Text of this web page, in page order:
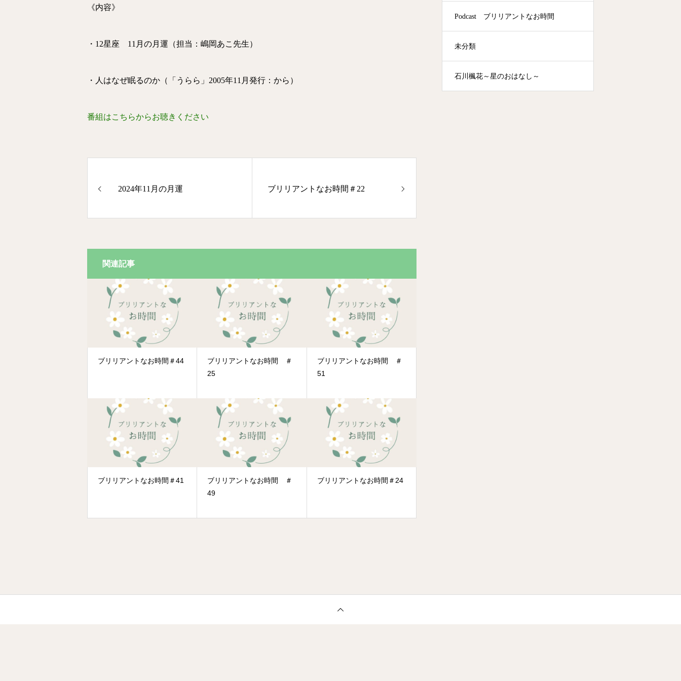
《内容》
・12星座 11月の月運（担当：嶋岡あこ先生）
・人はなぜ眠るのか（「うらら」2005年11月発行：から）
番組はこちらからお聴きください
2024年11月の月運 ブリリアントなお時間＃22
関連記事
ブリリアントなお時間＃44
ブリリアントなお時間 ＃
25
ブリリアントなお時間 ＃
51
ブリリアントなお時間＃41
ブリリアントなお時間 ＃
49
ブリリアントなお時間＃24
Podcast ブリリアントなお時間
未分類
石川楓花～星のおはなし～